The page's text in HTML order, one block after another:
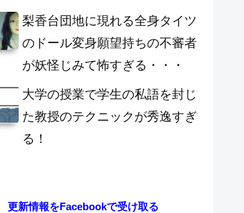
梨香台団地に現れる全身タイツ
のドール変身願望持ちの不審者
が妖怪じみて怖すぎる・・・
大学の授業で学生の私語を封じ
た教授のテクニックが秀逸すぎ
る！
更新情報をFacebookで受け取る